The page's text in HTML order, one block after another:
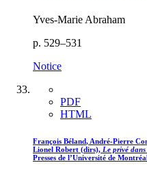
Yves-Marie Abraham
p. 529–531
Notice
PDF
HTML
François Béland, André-Pierre
Lionel Robert (dirs), Le privé dans
Presses de l’Université de